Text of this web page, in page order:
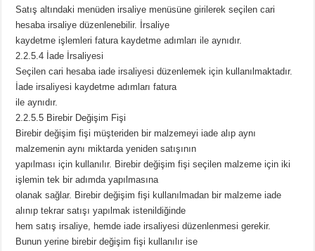
Satış altındaki menüden irsaliye menüsüne girilerek seçilen cari
hesaba irsaliye düzenlenebilir. İrsaliye
kaydetme işlemleri fatura kaydetme adımları ile aynıdır.
2.2.5.4 İade İrsaliyesi
Seçilen cari hesaba iade irsaliyesi düzenlemek için kullanılmaktadır.
İade irsaliyesi kaydetme adımları fatura
ile aynıdır.
2.2.5.5 Birebir Değişim Fişi
Birebir değişim fişi müşteriden bir malzemeyi iade alıp aynı
malzemenin aynı miktarda yeniden satışının
yapılması için kullanılır. Birebir değişim fişi seçilen malzeme için iki
işlemin tek bir adımda yapılmasına
olanak sağlar. Birebir değişim fişi kullanılmadan bir malzeme iade
alınıp tekrar satışı yapılmak istenildiğinde
hem satış irsaliye, hemde iade irsaliyesi düzenlenmesi gerekir.
Bunun yerine birebir değişim fişi kullanılır ise